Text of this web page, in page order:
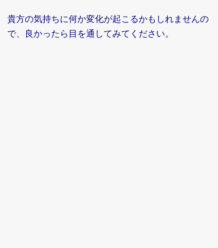
貴方の気持ちに何か変化が起こるかもしれませんの
で、良かったら目を通してみてください。